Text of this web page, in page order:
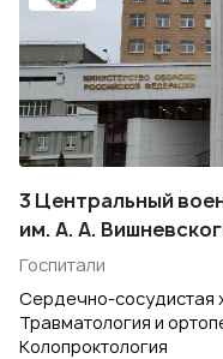
3 Центральный
им. А. А.
Госпитали
Сердечно-сосудистая
Травматология и
Колопроктология